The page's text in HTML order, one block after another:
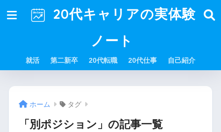
20代キャリアの実体験
ノート
就活 第二新卒 20代転職 20代仕事 自己紹介
ホーム タグ
「別ポジション」の記事一覧